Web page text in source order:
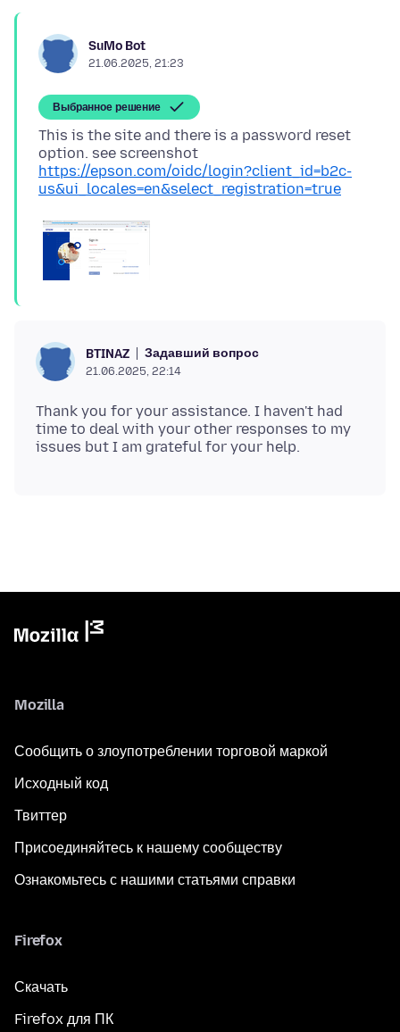
SuMo Bot
21.06.2025, 21:23
Выбранное решение
This is the site and there is a password reset
https://epson.com/oidc/login?client_id=b2c-
us&ui_locales=en&select_registration=true
BTINAZ Задавший вопрос
21.06.2025, 22:14
Thank you for your assistance. I haven't had
time to deal with your other responses to my
Mozilla
Сообщить о злоупотреблении торговой маркой
Исходный код
Твиттер
Присоединяйтесь к нашему сообществу
Ознакомьтесь с нашими статьями справки
Firefox
Скачать
Firefox для ПК